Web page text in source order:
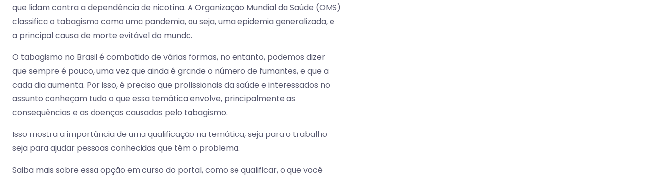
que lidam contra a dependência de nicotina. A Organização Mundial da Saúde (OMS)
classifica o tabagismo como uma pandemia, ou seja, uma epidemia generalizada, e
a principal causa de morte evitável do mundo.
O tabagismo no Brasil é combatido de várias formas, no entanto, podemos dizer
que sempre é pouco, uma vez que ainda é grande o número de fumantes, e que a
cada dia aumenta. Por isso, é preciso que profissionais da saúde e interessados no
assunto conheçam tudo o que essa temática envolve, principalmente as
consequências e as doenças causadas pelo tabagismo.
Isso mostra a importância de uma qualificação na temática, seja para o trabalho
seja para ajudar pessoas conhecidas que têm o problema.
Saiba mais sobre essa opção em curso do portal, como se qualificar, o que você